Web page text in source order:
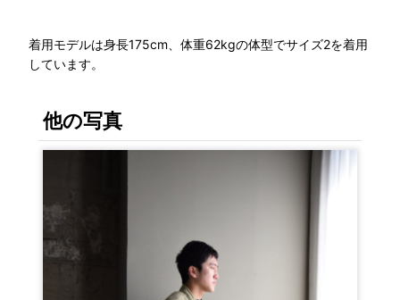
着用モデルは身長175cm、体重62kgの体型でサイズ2を着用
しています。
他の写真